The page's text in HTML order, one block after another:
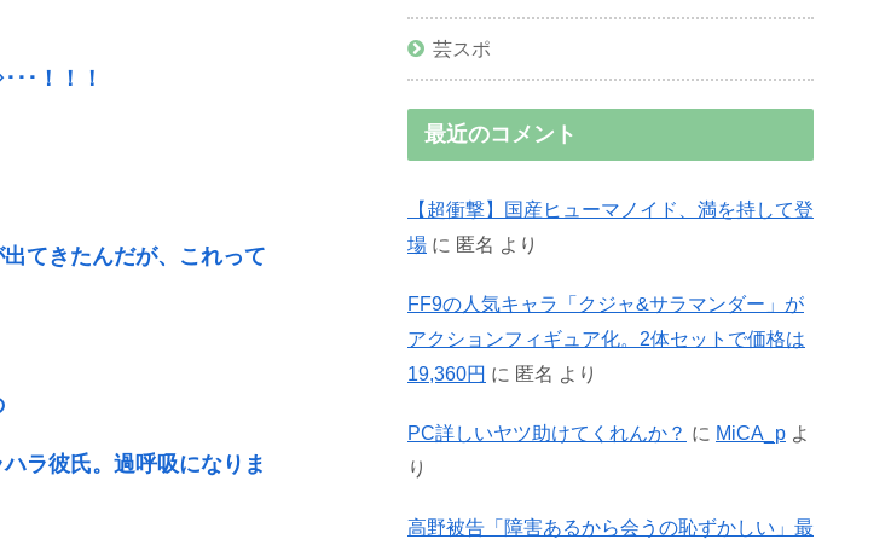
･･！！！
てきたんだが、これって
ラ彼氏。過呼吸になりま
芸スポ
最近のコメント
【超衝撃】国産ヒューマノイド、満を持して登
場 に 匿名 より
FF9の人気キャラ「クジャ&サラマンダー」が
アクションフィギュア化。2体セットで価格は
19,360円 に 匿名 より
PC詳しいヤツ助けてくれんか？ に MiCA_p よ
り
高野被告「障害あるから会うの恥ずかしい」最